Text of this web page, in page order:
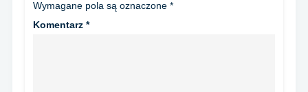
Wymagane pola są oznaczone *
Komentarz *